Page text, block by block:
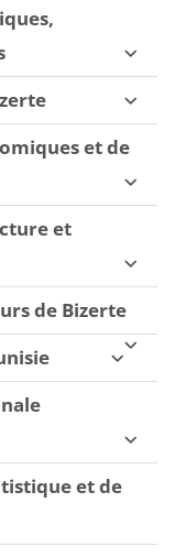
et de
et
de Bizerte
et de